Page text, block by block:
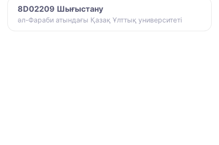
8D02209 Шығыстану
әл-Фараби атындағы Қазақ Ұлттық университеті